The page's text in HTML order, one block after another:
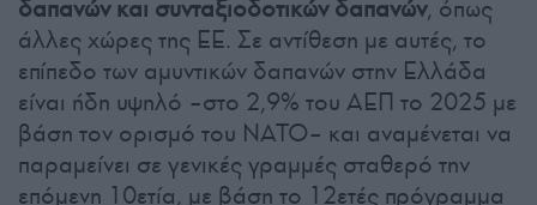
δαπανών και συνταξιοδοτικών δαπανών, όπως
άλλες χώρες της ΕΕ. Σε αντίθεση με αυτές, το
επίπεδο των αμυντικών δαπανών στην Ελλάδα
είναι ήδη υψηλό –στο 2,9% του ΑΕΠ το 2025 με
βάση τον ορισμό του ΝΑΤΟ– και αναμένεται να
παραμείνει σε γενικές γραμμές σταθερό την
επόμενη 10ετία, με βάση το 12ετές πρόγραμμα